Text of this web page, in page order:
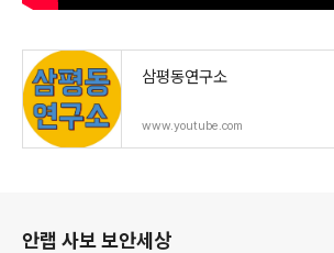
삼평동연구소
www.youtube.com
안랩 사보 보안세상